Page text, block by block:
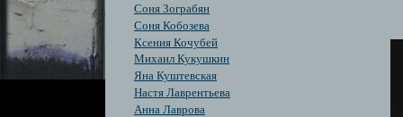
Соня Зограбян
Cоня Кобозева
Ксения Кочубей
Михаил Кукушкин
Яна Куштевская
Настя Лаврентьева
Анна Лаврова